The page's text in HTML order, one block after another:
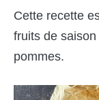
Cette recette
fruits de
pommes.